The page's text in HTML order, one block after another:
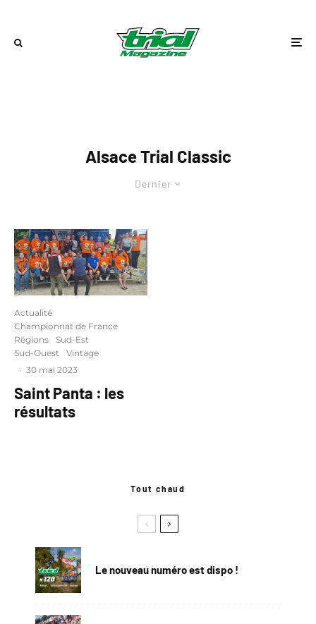
Alsace Trial Classic
Dernier
Actualité
Championnat de France
Régions
Sud-Est
Sud-Ouest
Vintage
· 30 mai 2023
Saint Panta : les
résultats
Tout chaud
Le nouveau numéro est dispo !